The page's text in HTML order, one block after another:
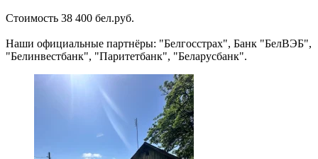
Стоимость 38 400 бел.руб.
Наши официальные партнёры: "Белгосстрах", Банк "БелВЭБ",
"Белинвестбанк", "Паритетбанк", "Беларусбанк".